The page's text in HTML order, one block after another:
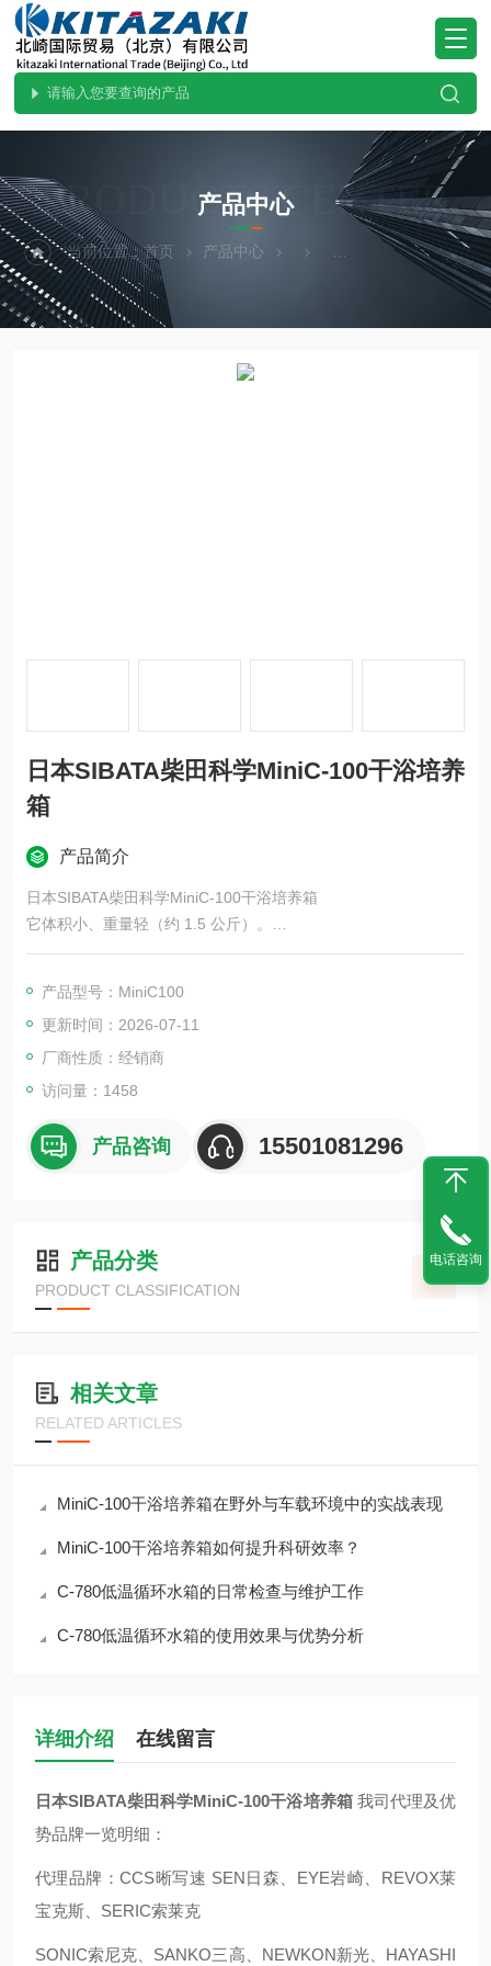
PRODUCTS CENTER
产品中心
当前位置：首页 产品中心 热卖！SIBATA柴田科学
日本SIBATA柴田科学MiniC-100干浴培养
箱
产品简介
日本SIBATA柴田科学MiniC-100干浴培养箱
它体积小、重量轻（约 1.5 公斤）。
温度可在-10℃至100℃范围内精确调节。
显示温度和时间。
产品型号：MiniC100
更新时间：2026-07-11
厂商性质：经销商
访问量：1458
产品咨询 15501081296
产品分类
PRODUCT CLASSIFICATION
相关文章
RELATED ARTICLES
MiniC-100干浴培养箱在野外与车载环境中的实战表现
MiniC-100干浴培养箱如何提升科研效率？
C-780低温循环水箱的日常检查与维护工作
C-780低温循环水箱的使用效果与优势分析
详细介绍 在线留言
日本SIBATA柴田科学MiniC-100干浴培养箱我司代理及优
势品牌一览明细：
代理品牌：CCS晰写速 SEN日森、EYE岩崎、REVOX莱
宝克斯、SERIC索莱克
SONIC索尼克、SANKO三高、NEWKON新光、HAYASHI
电话咨询